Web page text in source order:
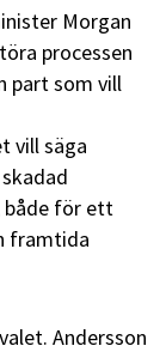
Morgan
processen
part som vill
vill säga
både för ett
framtida
Andersson